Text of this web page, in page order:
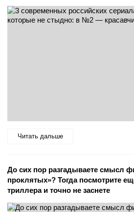
Читать дальше
До сих пор разгадываете смысл
проклятых»? Тогда посмотрите
триллера и точно не заснете